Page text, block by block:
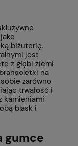
biżuterię.
jest
z głębi ziemi
na
zarówno
trwałość i
kamieniami
blask i
gumce